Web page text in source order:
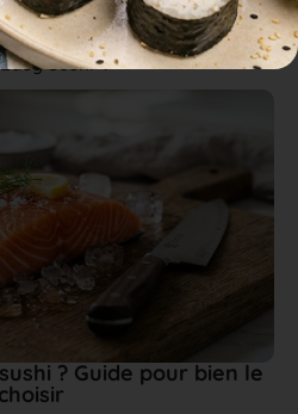
et Japon, découvrez le
Sushi®.
? Guide pour bien le
choisir